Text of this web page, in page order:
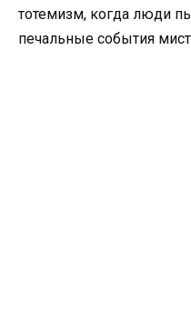
тотемизм, когда люди
печальные события